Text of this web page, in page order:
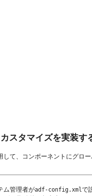
スタマイズを実装す
して、コンポーネントにグロ
ム管理者がadf-config.xmlで